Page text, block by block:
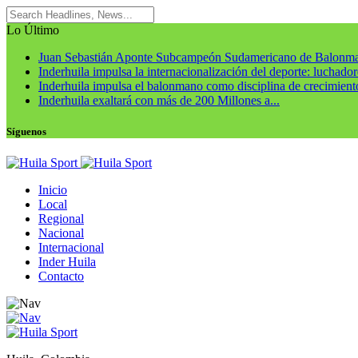
Lo Último
Juan Sebastián Aponte Subcampeón Sudamericano de
Inderhuila impulsa la internacionalización del deporte:
Inderhuila impulsa el balonmano como disciplina de
Inderhuila exaltará con más de 200 Millones a...
Síguenos
Inicio
Local
Regional
Nacional
Internacional
Inder Huila
Contacto